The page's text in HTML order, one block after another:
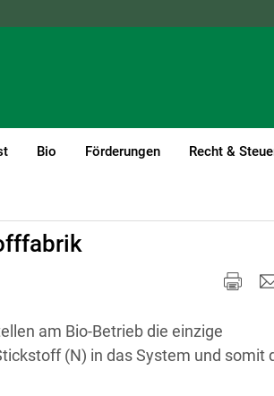
Bio Förderungen Recht &
am Bio-Betrieb die einzige
(N) in das System und somit